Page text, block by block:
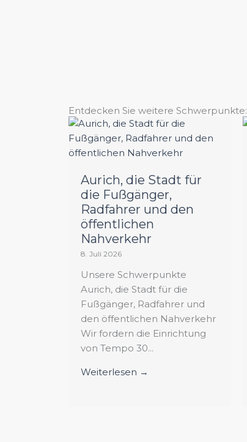
Entdecken Sie weitere Schwerpunkte:
Aurich, die Stadt für
die Fußgänger,
Radfahrer und den
öffentlichen
Nahverkehr
8. Juli 2026
Unsere Schwerpunkte
Aurich, die Stadt für die
Fußgänger, Radfahrer und
den öffentlichen Nahverkehr
Wir fordern die Einrichtung
von Tempo 30...
Weiterlesen →